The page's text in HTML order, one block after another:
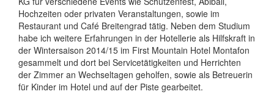
Hochzeiten oder privaten Veranstaltungen, sowie im
Restaurant und Café Breitengrad tätig. Neben dem Studium
habe ich weitere Erfahrungen in der Hotellerie als Hilfskraft in
der Wintersaison 2014/15 im First Mountain Hotel Montafon
gesammelt und dort bei Servicetätigkeiten und Herrichten
der Zimmer an Wechseltagen geholfen, sowie als Betreuerin
für Kinder im Hotel und auf der Piste gearbeitet.